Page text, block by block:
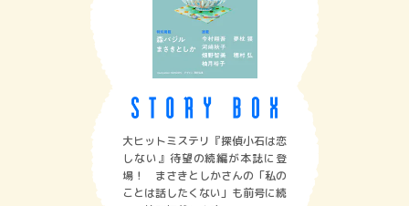
大ヒットミステリ『探偵小石は恋
しない』待望の続編が本誌に登
場！ まさきとしかさんの「私の
ことは話したくない」も前号に続